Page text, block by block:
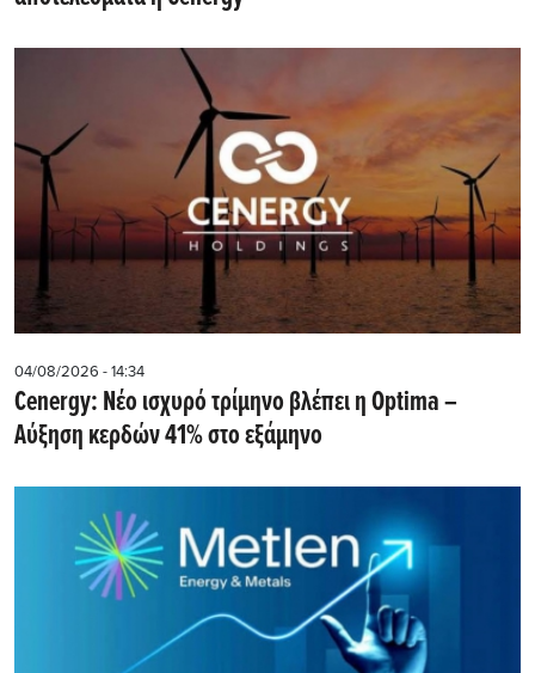
04/08/2026 - 14:34
Cenergy: Νέο ισχυρό τρίμηνο βλέπει η Optima –
Αύξηση κερδών 41% στο εξάμηνο